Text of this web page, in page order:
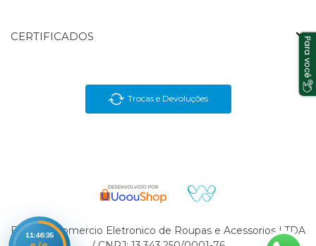
CERTIFICADOS
Trocas e Devoluções
En Brasil Comercio Eletronico de Roupas e Acessorios LTDA
11:46:35